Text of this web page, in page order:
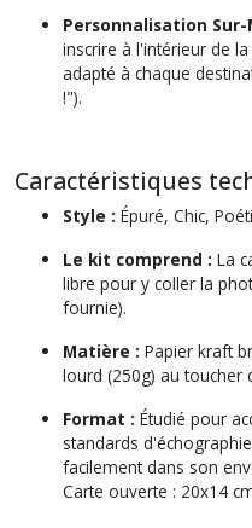
Personnalisation Sur-
inscrire à l'intérieur de
adapté à chaque
!").
Caractéristiques
Style : Épuré, Chic,
Le kit comprend : La
libre pour y coller la
fournie).
Matière : Papier kraft
lourd (250g) au toucher
Format : Étudié pour
standards
facilement dans son
Carte ouverte : 20x14